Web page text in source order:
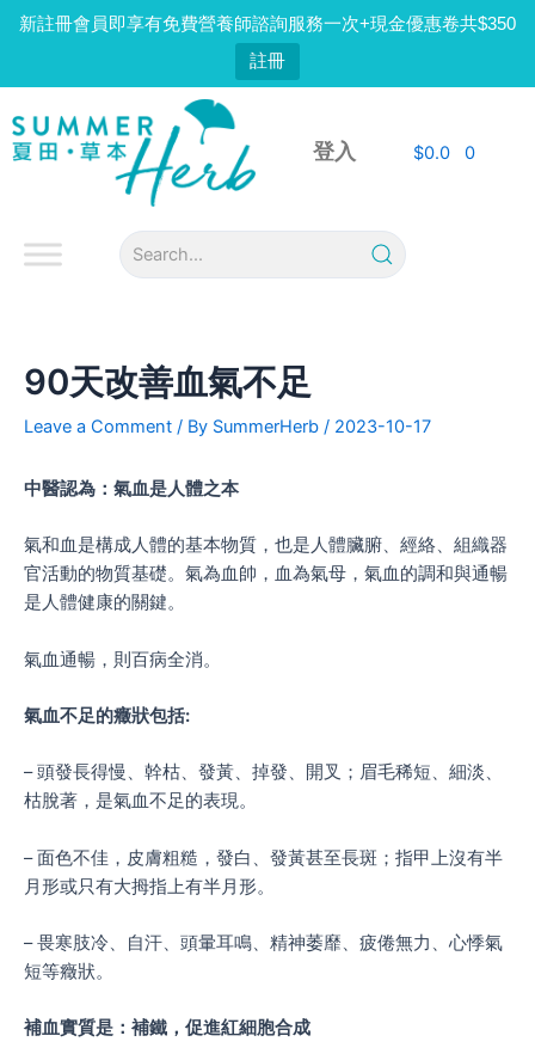
新註冊會員即享有免費營養師諮詢服務一次+現金優惠卷共$350
註冊
Skip
登入 $0.0 0
90天改善血氣不足
Leave a Comment / By SummerHerb / 2023-10-17
中醫認為：氣血是人體之本
氣和血是構成人體的基本物質，也是人體臟腑、經絡、組織器
官活動的物質基礎。氣為血帥，血為氣母，氣血的調和與通暢
是人體健康的關鍵。
氣血通暢，則百病全消。
氣血不足的癥狀包括:
– 頭發長得慢、幹枯、發黃、掉發、開叉；眉毛稀短、細淡、
枯脫著，是氣血不足的表現。
– 面色不佳，皮膚粗糙，發白、發黃甚至長斑；指甲上沒有半
月形或只有大拇指上有半月形。
– 畏寒肢冷、自汗、頭暈耳鳴、精神萎靡、疲倦無力、心悸氣
短等癥狀。
補血實質是：補鐵，促進紅細胞合成
navigation